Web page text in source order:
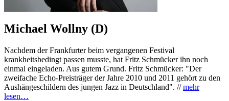
Michael Wollny (D)
Nachdem der Frankfurter beim vergangenen Festival
krankheitsbedingt passen musste, hat Fritz Schmücker ihn noch
einmal eingeladen. Aus gutem Grund. Fritz Schmücker: "Der
zweifache Echo-Preisträger der Jahre 2010 und 2011 gehört zu den
Aushängeschildern des jungen Jazz in Deutschland". //mehr
lesen…